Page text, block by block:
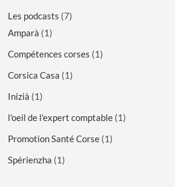
Les podcasts (7)
Amparà (1)
Compétences corses (1)
Corsica Casa (1)
Inizià (1)
l'oeil de l'expert comptable (1)
Promotion Santé Corse (1)
Spérienzha (1)